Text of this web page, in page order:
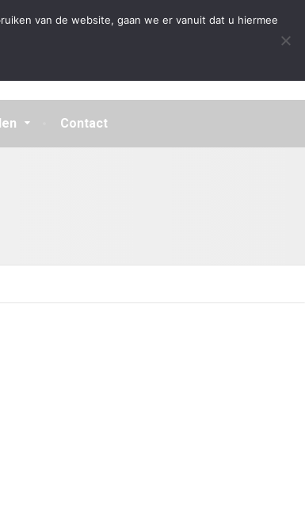
Voorwaarden Disclaimer Privacybeleid
Contact
van de website, gaan we er vanuit dat u hiermee